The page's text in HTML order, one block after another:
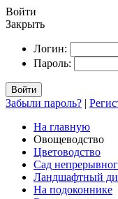
Войти
Закрыть
Логин:
Пароль:
Войти
Забыли пароль? |
На главную
Овощеводство
Цветоводство
Сад
Ландшафтный
На подоконнике